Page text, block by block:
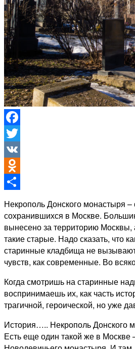
Facebook
Twitter
VK
Odnoklassniki
Некрополь Донского монастыря
сохранившихся в Москве.
вынесено за территорию Москвы,
такие старые. Надо сказать, что
старинные кладбища не
чувств, как современные. Во
Когда смотришь на старинные
воспринимаешь их, как часть
трагичной, героической, но уже
История….. Некрополь Донского
Есть еще один такой же в Москве